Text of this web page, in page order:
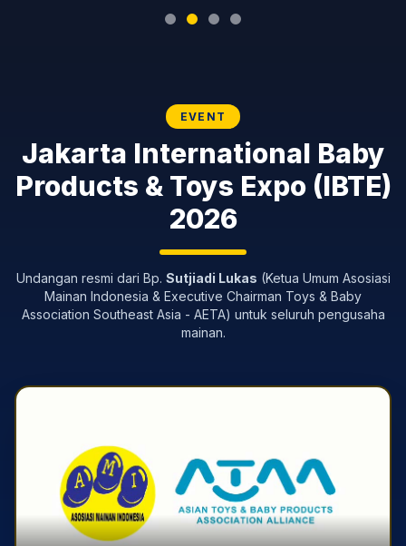
EVENT
Jakarta International Baby
Products & Toys Expo (IBTE)
2026
Undangan resmi dari Bp. Sutjiadi Lukas (Ketua Umum Asosiasi
Mainan Indonesia & Executive Chairman Toys & Baby
Association Southeast Asia - AETA) untuk seluruh pengusaha
mainan.